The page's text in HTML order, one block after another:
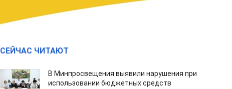
СЕЙЧАС ЧИТАЮТ
В Минпросвещения выявили нарушения при
использовании бюджетных средств